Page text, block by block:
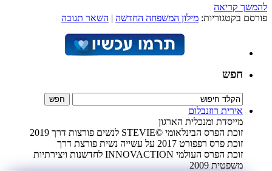
להמשך קריאה
פורסם בקטגוריות: מילון המשפחה החדשה | השאר תגובה
חפש
אירית רוזנבלום
מייסדת ומנכלית הארגון
זוכת הפרס הבינלאומי ©STEVIE לנשים פורצות דרך 2019
זוכת פרס רפפורט 2017 על עשייה נשית פורצת דרך
זוכת הפרס העולמי INNOVACTION לחדשנות ויצירתיות
משפטית 2009